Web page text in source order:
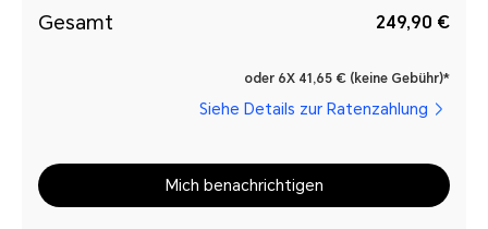
Gesamt 249,90 €
oder 6X 41,65 € (keine Gebühr)*
Siehe Details zur Ratenzahlung
Mich benachrichtigen